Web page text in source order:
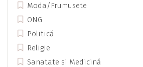
Moda/Frumusete
ONG
Politică
Religie
Sanatate si Medicină